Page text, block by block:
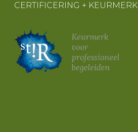
CERTIFICERING + KEURMERK